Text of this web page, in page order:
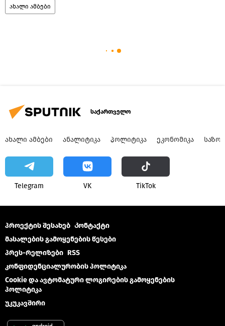
ახალი ამბები
საქართველო
ᲐᲮᲐᲚᲘ ᲐᲛᲑᲔᲑᲘ ᲐᲜᲐᲚᲘᲢᲘᲙᲐ ᲞᲝᲚᲘᲢᲘᲙᲐ ᲔᲙᲝᲜᲝᲛᲘᲙᲐ
Telegram VK ТikТоk
პროექტის შესახებ Კონტაქტი
მასალების გამოყენების წესები
პრეს-რელიზები RSS
კონფიდენციალურობის პოლიტიკა
Cookie და ავტომატური ლოგირების გამოყენების
პოლიტიკა
უკუკავშირი